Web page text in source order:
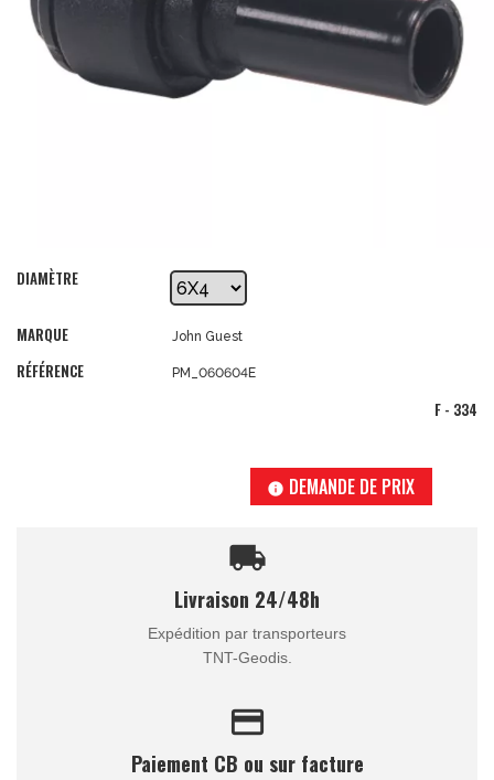
DIAMÈTRE
MARQUE John Guest
RÉFÉRENCE PM_060604E
F - 334
info DEMANDE DE PRIX
local_shipping
Livraison 24/48h
Expédition par transporteurs
TNT-Geodis.
credit_card
Paiement CB ou sur facture